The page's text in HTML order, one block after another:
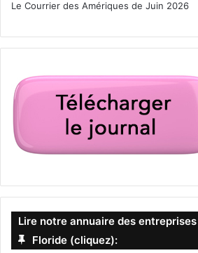
Le Courrier des Amériques de Juin 2026
Lire notre annuaire des
Floride (cliquez):